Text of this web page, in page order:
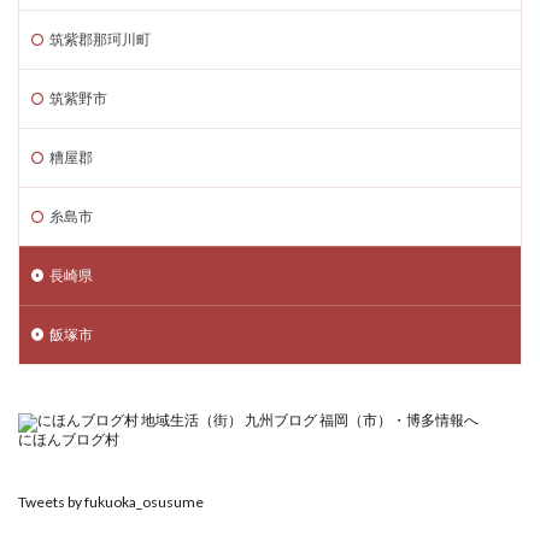
筑紫郡那珂川町
筑紫野市
糟屋郡
糸島市
長崎県
飯塚市
にほんブログ村
Tweets by fukuoka_osusume